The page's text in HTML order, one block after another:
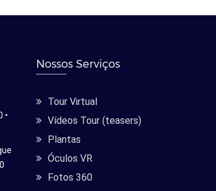
•
Nossos Serviços
Tour Virtual
Vídeos Tour (teasers)
Plantas
Óculos VR
Fotos 360